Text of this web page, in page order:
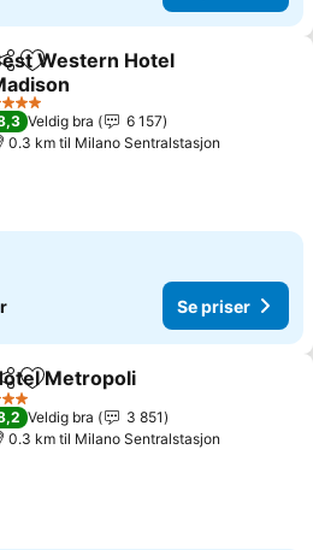
Legg til i favoritter
Western Hotel
priser
Veldig bra
6 157
0.3 km til Milano Sentralstasjon
Se priser
Legg til i favoritter
Metropoli
Veldig bra
3 851
0.3 km til Milano Sentralstasjon